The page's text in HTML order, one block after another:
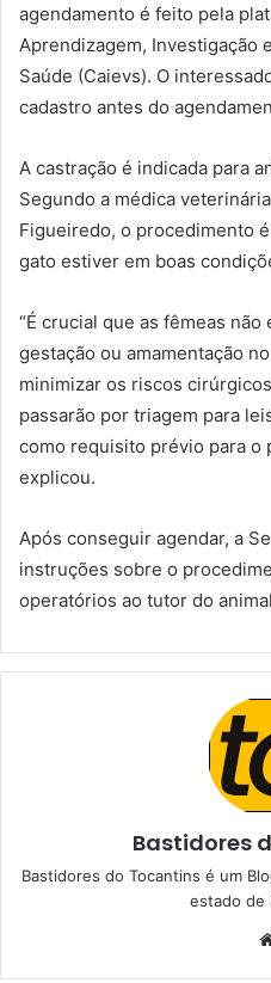
agendamento é feito pela
Aprendizagem, Investigação
Saúde (Caievs). O
cadastro antes do
A castração é indicada para
Segundo a médica
Figueiredo, o procedimento
gato estiver em boas
“É crucial que as fêmeas
gestação ou amamentação
minimizar os riscos
passarão por triagem para
como requisito prévio para o
explicou.
Após conseguir agendar, a
instruções sobre o
operatórios ao tutor do
Bastidores
Bastidores do Tocantins é um
estado de